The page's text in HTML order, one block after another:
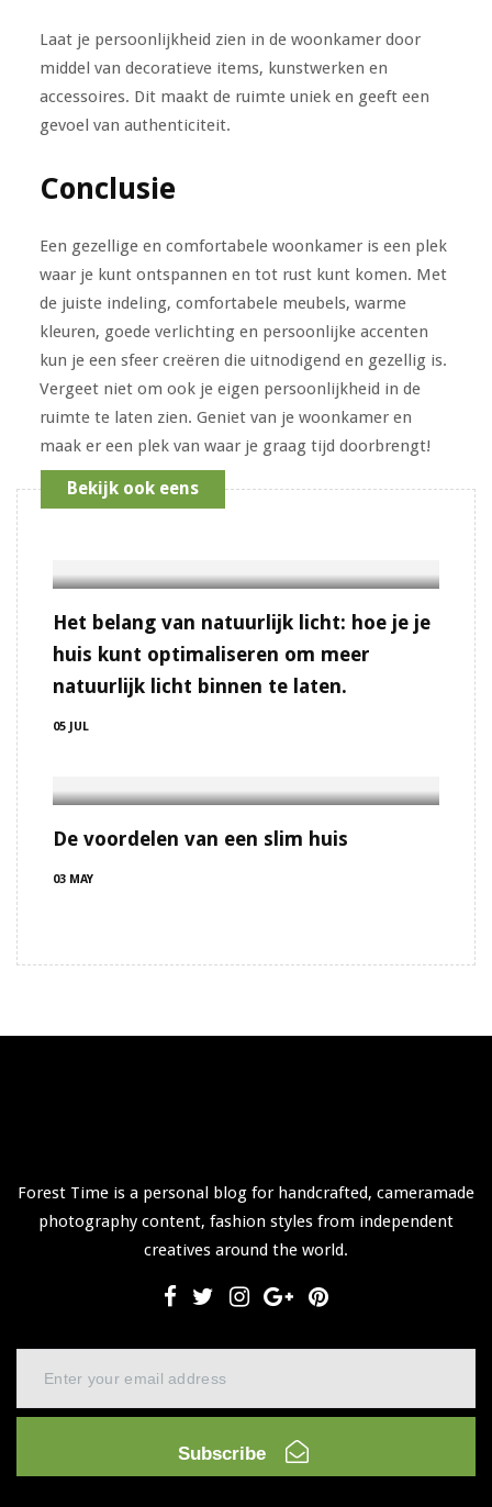
Laat je persoonlijkheid zien in de woonkamer door
middel van decoratieve items, kunstwerken en
accessoires. Dit maakt de ruimte uniek en geeft een
gevoel van authenticiteit.
Conclusie
Een gezellige en comfortabele woonkamer is een plek
waar je kunt ontspannen en tot rust kunt komen. Met
de juiste indeling, comfortabele meubels, warme
kleuren, goede verlichting en persoonlijke accenten
kun je een sfeer creëren die uitnodigend en gezellig is.
Vergeet niet om ook je eigen persoonlijkheid in de
ruimte te laten zien. Geniet van je woonkamer en
maak er een plek van waar je graag tijd doorbrengt!
Bekijk ook eens
Het belang van natuurlijk licht: hoe je je
huis kunt optimaliseren om meer
natuurlijk licht binnen te laten.
05 JUL
De voordelen van een slim huis
03 MAY
Forest Time is a personal blog for handcrafted, cameramade
photography content, fashion styles from independent
creatives around the world.
Subscribe